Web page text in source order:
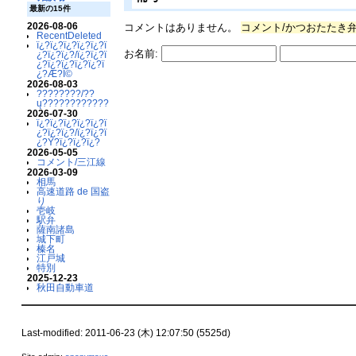
最新の15件
2026-08-06
RecentDeleted
ï¿?ï¿?ï¿?ï¿?ï¿?ï
¿?ï¿?ï¿?/ï¿?ï¿?ï
¿?ï¿?ï¿?ï¿?ï¿?ï
¿?Æ?Ï©
2026-08-03
????????/??
ų????????????
2026-07-30
ï¿?ï¿?ï¿?ï¿?ï¿?ï
¿?ï¿?ï¿?/ï¿?ï¿?ï
¿?Ý?ï¿?ï¿?ï¿?
2026-05-05
コメント/三江線
2026-03-09
相馬
高速道路 de 国盗
り
壱岐
駅弁
薩南諸島
城下町
榛名
江戸城
特別
2025-12-23
秋田自動車道
コメントはありません。 コメント/かつおたたき
お名前:
Last-modified: 2011-06-23 (木) 12:07:50 (5525d)